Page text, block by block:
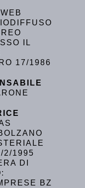
IL
17/1986
2/1995
DI
BZ